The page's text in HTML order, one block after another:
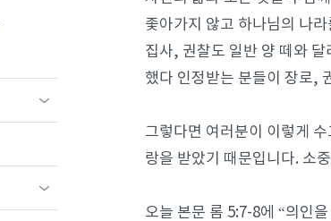
좇아가지 않고 하나님의 나
집사, 권찰도 일반 양 떼와
했다 인정받는 분들이 장로,
그렇다면 여러분이 이렇게
랑을 받았기 때문입니다. 소
오늘 본문 롬 5:7-8에 “의인